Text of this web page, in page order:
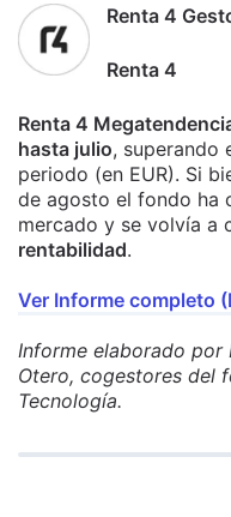
Renta 4
Renta 4
Renta 4
hasta julio, superando
periodo (en EUR). Si
de agosto el fondo ha
mercado y se volvía a
rentabilidad.
Ver Informe completo
Informe elaborado por
Otero, cogestores del
Tecnología.